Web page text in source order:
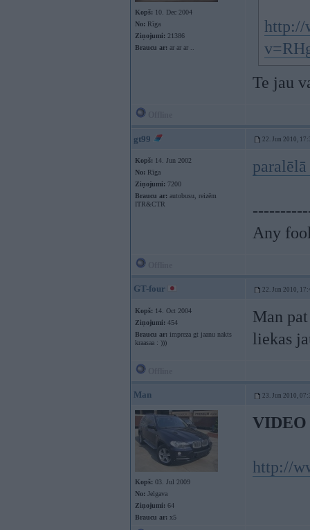
Kopš: 10. Dec 2004
No: Rīga
Ziņojumi: 21386
Braucu ar: ar ar ar ..
http://
Te jau
gt99 22. Jun 2010,
Kopš: 14. Jun 2002
No: Rīga
Ziņojumi: 7200
Braucu ar: autobusu, reizēm
ITR&CTR
Any
GT-four 22. Jun 2010,
Kopš: 14. Oct 2004
Ziņojumi: 454
Braucu ar: impreza gt jaanu nakts
kraasaa : )))
Man
liekas
Man 23. Jun 2010,
Kopš: 03. Jul 2009
No: Jelgava
Ziņojumi: 64
Braucu ar: x5
VIDEO
http://